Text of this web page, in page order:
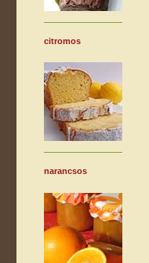
citromos
narancsos